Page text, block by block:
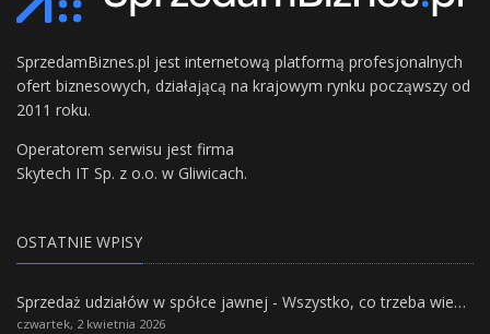
SprzedamBiznes.pl jest internetową platformą profesjonalnych
ofert biznesowych, działającą na krajowym rynku począwszy od
2011 roku.
Operatorem serwisu jest firma
Skytech IT Sp. z o.o. w Gliwicach.
OSTATNIE WPISY
Sprzedaż udziałów w spółce jawnej - Wszystko, co trzeba wiedzieć.
czwartek, 2 kwietnia 2026